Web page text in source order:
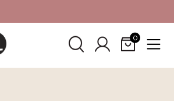
SkinCeuticals.
0